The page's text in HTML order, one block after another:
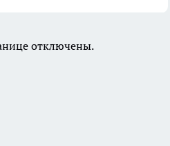
отключены.